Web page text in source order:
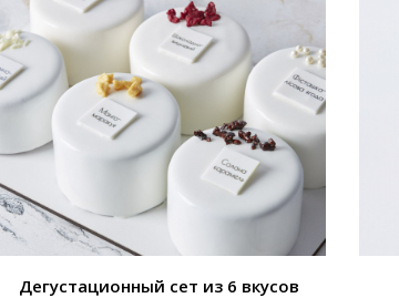
Дегустационный сет из 6 вкусов